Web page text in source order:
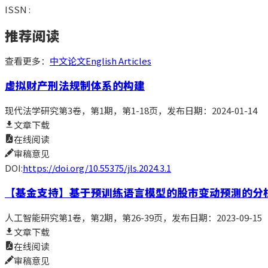
ISSN :
推荐阅读
查看更多： 中文论文English Articles
虚拟财产刑法规制体系的构建
现代法学研究第3卷，第1期，第1-18页，发布日期：2024-01-14
文章下载
在线阅读
审稿意见
DOI:https://doi.org/10.55375/jls.2024.3.1
【基金支持】 基于预训练语言模型的股市变动预测的分
人工智能研究第1卷，第2期，第26-39页，发布日期：2023-09-15
文章下载
在线阅读
审稿意见